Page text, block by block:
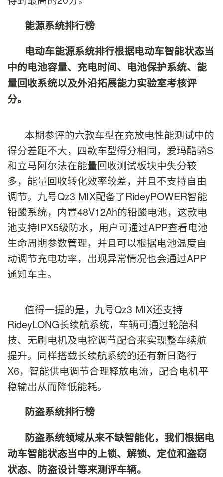
能源系统排行榜
电动车能源系统排行根据电动车智能状态当
中的电池容量、充电时间、电池保护系统、能
量回收系统以及外沿拓展能力实验室考核评
分。
本期参评的六款车型在充放电性能测试中的
得分差距不大，四款车型得分相同，爱玛酷骑S
和立马阿尔法在能量回收测试板块中失分较
多，能量回收转化效率较差，并且不支持自由
调节。九号Qz3 MIX配备了RideyPOWER智能
铅酸系统，内置48V12Ah的铅酸电池，这款电
池支持IPX5级防水，用户可通过APP查看电池
生命周期参数管理，并且可以根据电池温度自
动调节充电功率，出现异常情况也会通过APP
通知车主。
值得一提的是，九号Qz3 MIX还支持
RideyLONG长续航系统，车辆可通过轮胎科
技、无刷电机及电控调节配合来实现整车续航
提升。同样搭载长续航系统的还有新日路行
X6，智能供电调节合理释放电流，配合电机平
稳输出从而降低能耗。
防盗系统排行榜
防盗系统领域从来不缺智能化，我们根据电
动车智能状态当中的上锁、解锁、定位和盗窃
状态、防盗设计等来测评车辆。